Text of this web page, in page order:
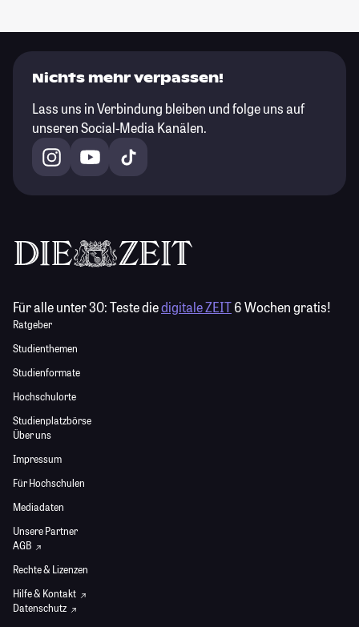
Nichts mehr verpassen!
Lass uns in Verbindung bleiben und folge uns auf
unseren Social-Media Kanälen.
Für alle unter 30:Teste diedigitale ZEIT6 Wochen gratis!
Ratgeber
Studienthemen
Studienformate
Hochschulorte
Studienplatzbörse
Über uns
Impressum
Für Hochschulen
Mediadaten
Unsere Partner
AGB
Rechte & Lizenzen
Hilfe & Kontakt
Datenschutz